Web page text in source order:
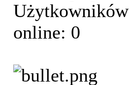
Użytkowników
online: 0